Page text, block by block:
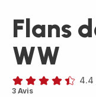
Flans
WW
ratings.4.4
4.4
3 Avis